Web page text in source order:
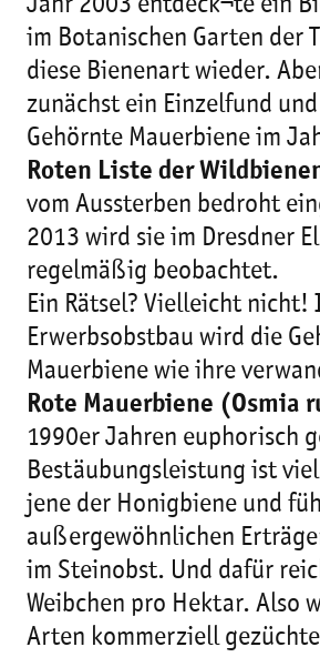
Jahr 2003 entdeck¬te ein
im Botanischen Garten der
diese Bienenart wieder.
zunächst ein Einzelfund
Gehörnte Mauerbiene im
Roten Liste der
vom Aussterben bedroht
2013 wird sie im Dresdner
regelmäßig beobachtet.
Ein Rätsel? Vielleicht nicht!
Erwerbsobstbau wird die
Mauerbiene wie ihre
Rote Mauerbiene (Osmia
1990er Jahren euphorisch
Bestäubungsleistung ist
jene der Honigbiene und
außergewöhnlichen
im Steinobst. Und dafür
Weibchen pro Hektar. Also
Arten kommerziell